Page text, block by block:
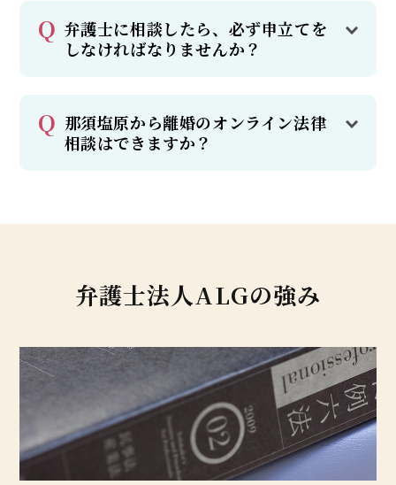
弁護士に相談したら、必ず申立てを
しなければなりませんか？
那須塩原から離婚のオンライン法律
相談はできますか？
弁護士法人ALGの強み